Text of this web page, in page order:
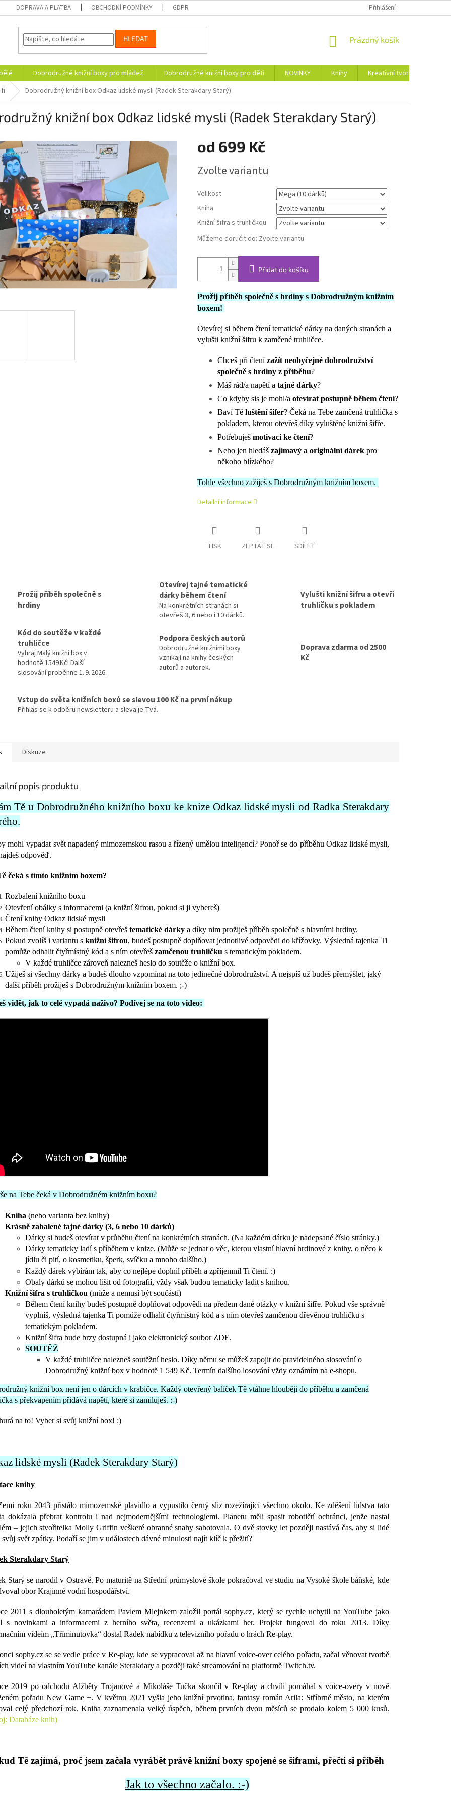
DOPRAVA A PLATBA OBCHODNÍ PODMÍNKY GDPR Přihlášení
HLEDAT
NÁKUPNÍ
Prázdný košík
Dobrodružné knižní boxy pro mládež Dobrodružné knižní boxy pro děti NOVINKY Knihy Kreativní tvorba
Dobrodružný knižní box Odkaz lidské mysli (Radek Sterakdary Starý)
knižní box Odkaz lidské mysli (Radek Sterakdary Starý)
od 699 Kč
cena:
Zvolte variantu
Velikost
Kniha
Knižní šifra s truhličkou
Můžeme doručit do: Zvolte variantu
Přidat do košíku
Prožij příběh společně s hrdiny s Dobrodružným knižním
boxem!
Otevírej si během čtení tematické dárky na daných stranách a
vylušti knižní šifru k zamčené truhličce.
Chceš při čtenízažít neobyčejné dobrodružství
společně s hrdiny z příběhu?
Máš rád/a napětí a tajné dárky?
Co kdyby sis je mohl/a otevírat postupně během čtení?
Baví Tě luštění šifer? Čeká na Tebe zamčená truhlička s
pokladem, kterou otevřeš díky vyluštěné knižní šifře.
Potřebuješ motivaci ke čtení?
Nebo jen hledáš zajímavý a originální dárekpro
někoho blízkého?
Tohle všechno zažiješ s Dobrodružným knižním boxem.
Detailní informace
TISK ZEPTAT SE SDÍLET
Prožij příběh společně s
hrdiny
Otevírej tajné tematické
dárky během čtení
Na konkrétních stranách si
otevřeš 3, 6 nebo i 10 dárků.
Vylušti knižní šifru a otevři
truhličku s pokladem
Kód do soutěže v každé
truhličce
Vyhraj Malý knižní box v
hodnotě 1549 Kč! Další
slosování proběhne 1. 9. 2026.
Podpora českých autorů
Dobrodružné knižními boxy
vznikají na knihy českých
autorů a autorek.
Doprava zdarma od 2500
Kč
Vstup do světa knižních boxů se slevou 100 Kč na první nákup
Přihlas se k odběru newsletteru a sleva je Tvá.
Diskuze
popis produktu
Tě u Dobrodružného knižního boxu ke knize Odkaz lidské mysli od Radka Sterakdary
mohl vypadat svět napadený mimozemskou rasou a řízený umělou inteligencí? Ponoř se do příběhu Odkaz lidské mysli,
odpověď.
čeká s tímto knižním boxem?
Rozbalení knižního boxu
Otevření obálky s informacemi (a knižní šifrou, pokud si ji vybereš)
Čtení knihy Odkaz lidské mysli
Během čtení knihy si postupně otevřeš tematické dárky a díky nim prožiješ příběh společně s hlavními hrdiny.
Pokud zvolíš i variantu s knižní šifrou, budeš postupně doplňovat jednotlivé odpovědi do křížovky. Výsledná tajenka Ti
pomůže odhalit čtyřmístný kód a s ním otevřeš zamčenou truhličku s tematickým pokladem.
V každé truhličce zároveň nalezneš heslo do soutěže o knižní box.
Užiješ si všechny dárky a budeš dlouho vzpomínat na toto jedinečné dobrodružství. A nejspíš už budeš přemýšlet, jaký
další příběh prožiješ s Dobrodružným knižním boxem. ;-)
vidět, jak to celé vypadá naživo? Podívej se na toto video:
na Tebe čeká v Dobrodružném knižním boxu?
Kniha (nebo varianta bez knihy)
Krásně zabalené tajné dárky (3, 6 nebo 10 dárků)
Dárky si budeš otevírat v průběhu čtení na konkrétních stranách. (Na každém dárku je nadepsané číslo stránky.)
Dárky tematicky ladí s příběhem v knize. (Může se jednat o věc, kterou vlastní hlavní hrdinové z knihy, o něco k
jídlu či pití, o kosmetiku, šperk, svíčku a mnoho dalšího.)
Každý dárek vybírám tak, aby co nejlépe doplnil příběh a zpříjemnil Ti čtení. :)
Obaly dárků se mohou lišit od fotografií, vždy však budou tematicky ladit s knihou.
Knižní šifra s truhličkou (může a nemusí být součástí)
Během čtení knihy budeš postupně doplňovat odpovědi na předem dané otázky v knižní šifře. Pokud vše správně
vyplníš, výsledná tajenka Ti pomůže odhalit čtyřmístný kód a s ním otevřeš zamčenou dřevěnou truhličku s
tematickým pokladem.
Knižní šifra bude brzy dostupná i jako elektronický soubor ZDE.
SOUTĚŽ
V každé truhličce nalezneš soutěžní heslo. Díky němu se můžeš zapojit do pravidelného slosování o
Dobrodružný knižní box v hodnotě 1 549 Kč. Termín dalšího losování vždy oznámím na e-shopu.
knižní box není jen o dárcích v krabičce. Každý otevřený balíček Tě vtáhne hlouběji do příběhu a zamčená
s překvapením přidává napětí, které si zamiluješ. :-)
na to! Vyber si svůj knižní box! :)
lidské mysli (Radek Sterakdary Starý)
knihy
roku 2043 přistálo mimozemské plavidlo a vypustilo černý sliz rozežírající všechno okolo. Ke zděšení lidstva tato
dokázala přebrat kontrolu i nad nejmodernějšími technologiemi. Planetu měli spasit robotičtí ochránci, jenže nastal
– jejich stvořitelka Molly Griffin veškeré obranné snahy sabotovala. O dvě stovky let později nastává čas, aby si lidé
svět zpátky. Podaří se jim v událostech dávné minulosti najít klíč k přežití?
Sterakdary Starý
Starý se narodil v Ostravě. Po maturitě na Střední průmyslové škole pokračoval ve studiu na Vysoké škole báňské, kde
obor Krajinné vodní hospodářství.
2011 s dlouholetým kamarádem Pavlem Mlejnkem založil portál sophy.cz, který se rychle uchytil na YouTube jako
s novinkami a informacemi z herního světa, recenzemi a ukázkami her. Projekt fungoval do roku 2013. Díky
videím „Tříminutovka“ dostal Radek nabídku z televizního pořadu o hrách Re-play.
sophy.cz se se vedle práce v Re-play, kde se vypracoval až na hlavní voice-over celého pořadu, začal věnovat tvorbě
videí na vlastním YouTube kanále Sterakdary a později také streamování na platformě Twitch.tv.
2019 po odchodu Alžběty Trojanové a Mikoláše Tučka skončil v Re-play a chvíli pomáhal s voice-overy v nově
pořadu New Game +. V květnu 2021 vyšla jeho knižní prvotina, fantasy román Arila: Stříbrné město, na kterém
celý předchozí rok. Kniha zaznamenala velký úspěch, během prvních dvou měsíců se prodalo kolem 5 000 kusů.
Databáze knih)
Tě zajímá, proč jsem začala vyrábět právě knižní boxy spojené se šiframi, přečti si příběh
Jak to všechno začalo. :-)